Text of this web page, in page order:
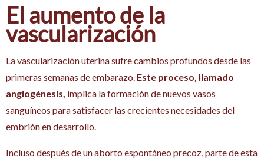
El aumento de la
vascularización
La vascularización uterina sufre cambios profundos desde las
primeras semanas de embarazo. Este proceso, llamado
angiogénesis, implica la formación de nuevos vasos
sanguíneos para satisfacer las crecientes necesidades del
embrión en desarrollo.
Incluso después de un aborto espontáneo precoz, parte de esta